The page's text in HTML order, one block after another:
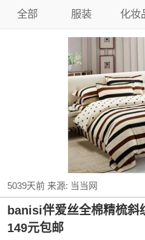
全部 服装 化妆
5039天前来源: 当当网
banisi伴爱丝全棉精梳斜
149元包邮